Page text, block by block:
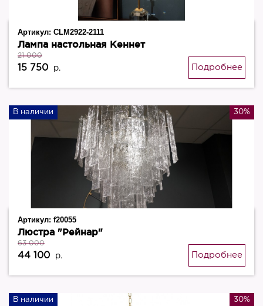
Артикул: CLM2922-2111
Лампа настольная Кеннет
21 000
15 750 р. Подробнее
В наличии 30%
Артикул: f20055
Люстра "Рейнар"
63 000
44 100 р. Подробнее
В наличии 30%